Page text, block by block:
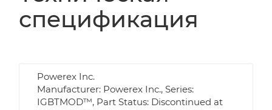
спецификация
Powerex Inc.
Manufacturer: Powerex Inc., Series:
IGBTMOD™, Part Status: Discontinued at